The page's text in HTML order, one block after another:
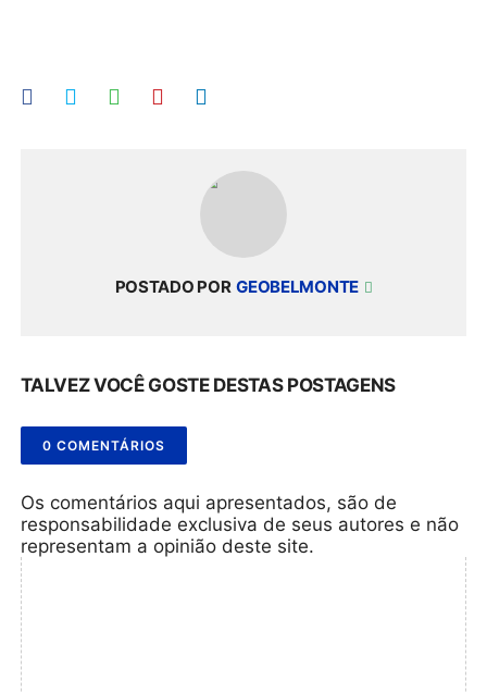
POSTADO POR GEOBELMONTE
TALVEZ VOCÊ GOSTE DESTAS POSTAGENS
0 COMENTÁRIOS
Os comentários aqui apresentados, são de
responsabilidade exclusiva de seus autores e não
representam a opinião deste site.